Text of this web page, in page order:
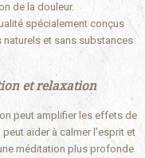
de la douleur.
spécialement conçus
et sans substances
et relaxation
peut amplifier les effets de
aider à calmer l’esprit et
méditation plus profonde